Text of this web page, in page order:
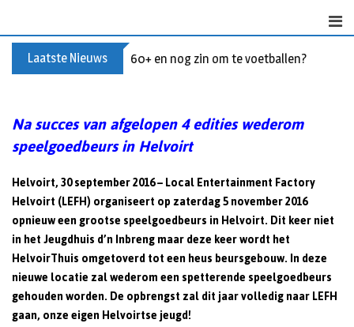
Laatste Nieuws 60+ en nog zin om te voetballen? Kom
Na succes van afgelopen 4 edities wederom
speelgoedbeurs in Helvoirt
Helvoirt, 30 september 2016– Local Entertainment Factory
Helvoirt (LEFH) organiseert op zaterdag 5 november 2016
opnieuw een grootse speelgoedbeurs in Helvoirt. Dit keer niet
in het Jeugdhuis d’n Inbreng maar deze keer wordt het
HelvoirThuis omgetoverd tot een heus beursgebouw. In deze
nieuwe locatie zal wederom een spetterende speelgoedbeurs
gehouden worden. De opbrengst zal dit jaar volledig naar LEFH
gaan, onze eigen Helvoirtse jeugd!